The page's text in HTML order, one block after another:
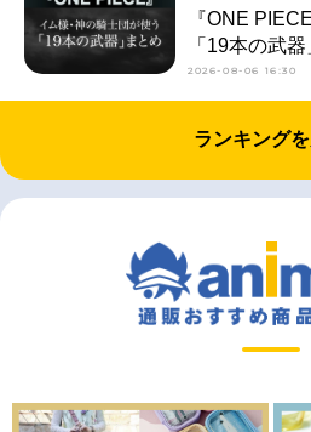
『ONE
「19本の武
2026-08-06 16:30
ランキング